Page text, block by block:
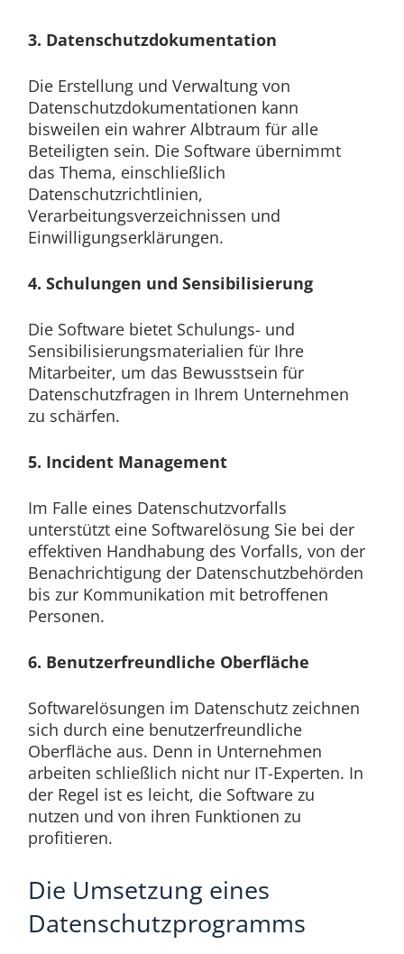
3. Datenschutzdokumentation
Die Erstellung und Verwaltung von
Datenschutzdokumentationen kann
bisweilen ein wahrer Albtraum für alle
Beteiligten sein. Die Software übernimmt
das Thema, einschließlich
Datenschutzrichtlinien,
Verarbeitungsverzeichnissen und
Einwilligungserklärungen.
4. Schulungen und Sensibilisierung
Die Software bietet Schulungs- und
Sensibilisierungsmaterialien für Ihre
Mitarbeiter, um das Bewusstsein für
Datenschutzfragen in Ihrem Unternehmen
zu schärfen.
5. Incident Management
Im Falle eines Datenschutzvorfalls
unterstützt eine Softwarelösung Sie bei der
effektiven Handhabung des Vorfalls, von der
Benachrichtigung der Datenschutzbehörden
bis zur Kommunikation mit betroffenen
Personen.
6. Benutzerfreundliche Oberfläche
Softwarelösungen im Datenschutz zeichnen
sich durch eine benutzerfreundliche
Oberfläche aus. Denn in Unternehmen
arbeiten schließlich nicht nur IT-Experten. In
der Regel ist es leicht, die Software zu
nutzen und von ihren Funktionen zu
profitieren.
Die Umsetzung eines
Datenschutzprogramms